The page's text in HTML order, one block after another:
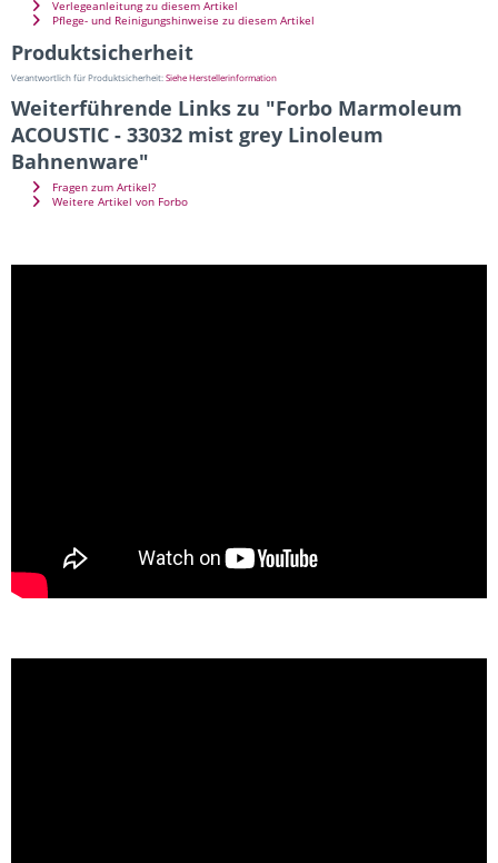
Verlegeanleitung zu diesem Artikel
Pflege- und Reinigungshinweise zu diesem Artikel
Produktsicherheit
Verantwortlich für Produktsicherheit:Siehe Herstellerinformation
Weiterführende Links zu "Forbo Marmoleum
ACOUSTIC - 33032 mist grey Linoleum
Bahnenware"
Fragen zum Artikel?
Weitere Artikel von Forbo